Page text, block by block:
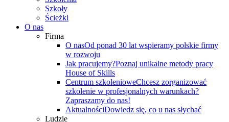
Szkoły
Ścieżki
O nas
Firma
O nasOd ponad 30 lat wspieramy polskie firmy
w rozwoju
Jak pracujemy?Poznaj unikalne metody pracy
House of Skills
Centrum szkolenioweChcesz zorganizować
szkolenie w profesjonalnych warunkach?
Zapraszamy do nas!
AktualnościDowiedz się, co u nas słychać
Ludzie